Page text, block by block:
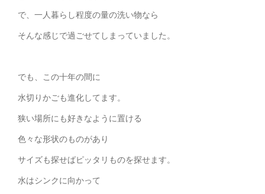
で、一人暮らし程度の量の洗い物なら
そんな感じで過ごせてしまっていました。
でも、この十年の間に
水切りかごも進化してます。
狭い場所にも好きなように置ける
色々な形状のものがあり
サイズも探せばピッタリものを探せます。
水はシンクに向かって